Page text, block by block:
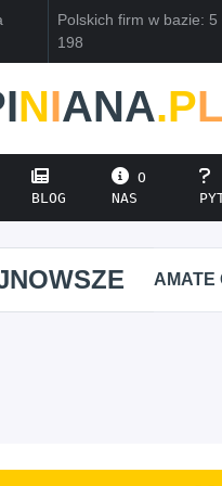
Polskich firm w bazie: 5
198
NIANA.PL
BLOG
O
NAS
AMATE